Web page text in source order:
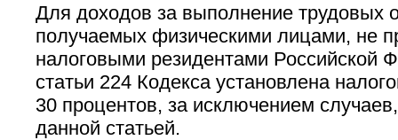
Для доходов за выполнение трудовых
получаемых физическими лицами, не
налоговыми резидентами Российской
статьи 224 Кодекса установлена
30 процентов, за исключением
данной статьей.